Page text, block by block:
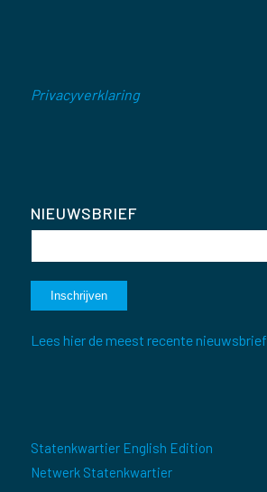
Privacyverklaring
NIEUWSBRIEF
Lees hier de meest recente nieuwsbrief
Statenkwartier English Edition
Netwerk Statenkwartier